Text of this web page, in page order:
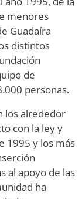
menores
Guadaíra
distintos
de
personas.
los alrededor
con la ley y
1995 y los más
al apoyo de las
ha